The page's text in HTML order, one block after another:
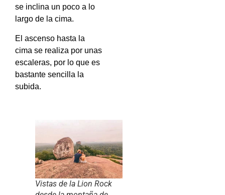
se inclina un poco a lo
largo de la cima.
El ascenso hasta la
cima se realiza por unas
escaleras, por lo que es
bastante sencilla la
subida.
Vistas de la Lion Rock